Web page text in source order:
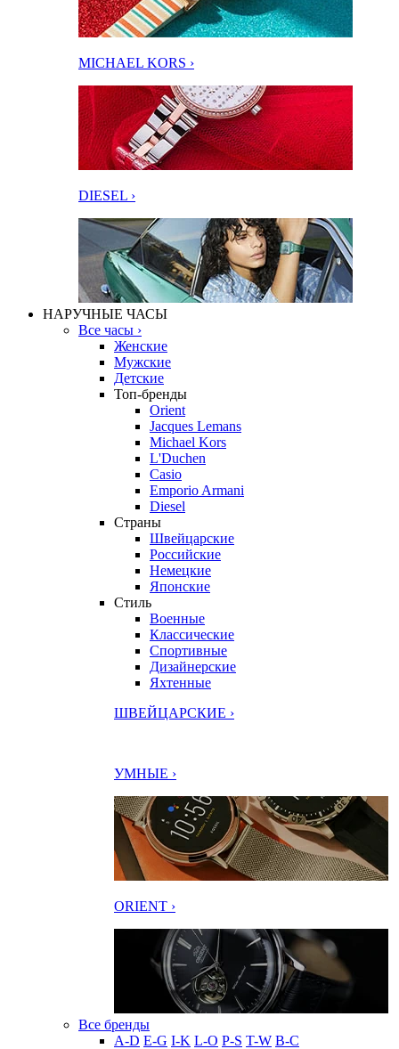
MICHAEL KORS ›
DIESEL ›
НАРУЧНЫЕ ЧАСЫ
Все часы ›
Женские
Мужские
Детские
Топ-бренды
Orient
Jacques Lemans
Michael Kors
L'Duchen
Casio
Emporio Armani
Diesel
Страны
Швейцарские
Российские
Немецкие
Японские
Стиль
Военные
Классические
Спортивные
Дизайнерские
Яхтенные
ШВЕЙЦАРСКИЕ ›
УМНЫЕ ›
ORIENT ›
Все бренды
A-D E-G I-K L-O P-S T-W В-С